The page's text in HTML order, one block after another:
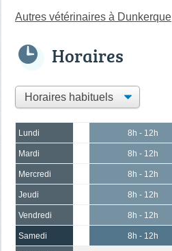
Autres vétérinaires à Dunkerque
Horaires
Lundi 8h - 12h
Mardi 8h - 12h
Mercredi 8h - 12h
Jeudi 8h - 12h
Vendredi 8h - 12h
Samedi 8h - 12h